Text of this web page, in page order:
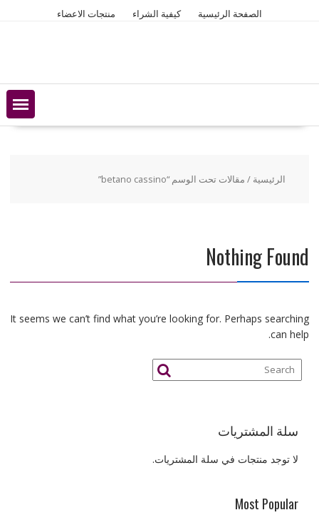
الصفحة الرئيسية كيفية الشراء منتجات الاعضاء
الرئيسية / مقالات تحت الوسم “betano cassino”
Nothing Found
It seems we can’t find what you’re looking for. Perhaps searching
can help.
سلة المشتريات
لا توجد منتجات في سلة المشتريات.
Most Popular